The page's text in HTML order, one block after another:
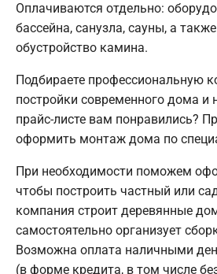
Оплачиваются отдельно:
бассейна, санузла, сауны, а
обустройство камина.
Подбираете профессиональную
постройки современного дома
прайс-листе вам понравились?
оформить монтаж дома по
При необходимости поможем
чтобы построить частный или
компания строит деревянные
самостоятельно организует
Возможна оплата наличными
(в форме кредита, в том числе